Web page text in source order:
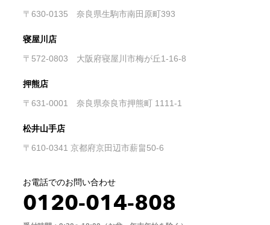
〒630-0135 奈良県生駒市南田原町393
寝屋川店
〒572-0803 大阪府寝屋川市梅が丘1-16-8
押熊店
〒631-0001 奈良県奈良市押熊町 1111-1
松井山手店
〒610-0341 京都府京田辺市薪畠50-6
お電話でのお問い合わせ
0120-014-808